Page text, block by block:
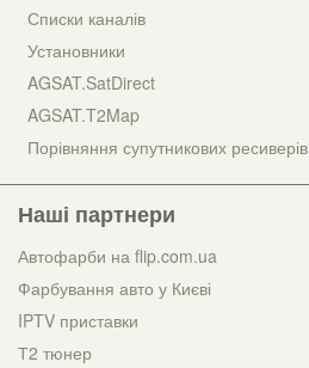
Списки каналів
Установники
AGSAT.SatDirect
AGSAT.T2Map
Порівняння супутникових ресиверів
Наші партнери
Автофарби на flip.com.ua
Фарбування авто у Києві
IPTV приставки
Т2 тюнер